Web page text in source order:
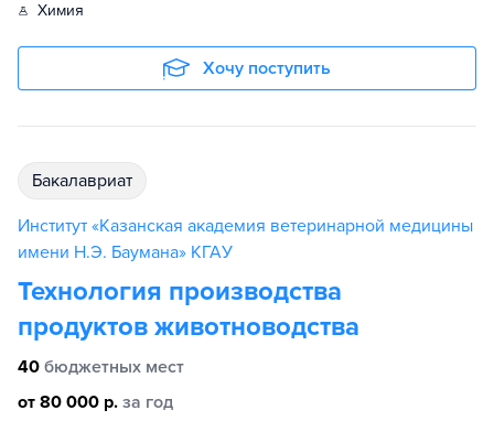
химия
Хочу поступить
бакалавриат
Институт «Казанская академия ветеринарной медицины
имени Н.Э. Баумана» КГАУ
Технология производства
продуктов животноводства
40 бюджетных мест
от 80 000 р. за год